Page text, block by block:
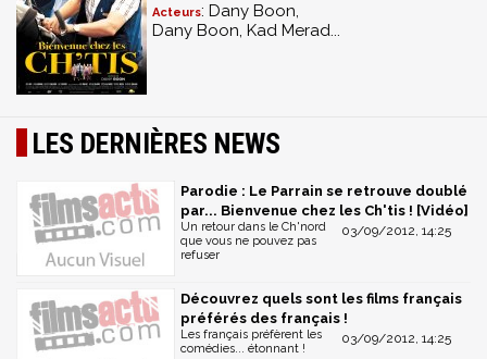
Acteurs: Dany Boon,
Dany Boon, Kad Merad...
LES DERNIÈRES NEWS
Parodie : Le Parrain se retrouve doublé
par... Bienvenue chez les Ch'tis ! [Vidéo]
03/09/2012, 14:25
Un retour dans le Ch'nord
que vous ne pouvez pas
refuser
Découvrez quels sont les films français
préférés des français !
03/09/2012, 14:25
Les français préfèrent les
comédies... étonnant !